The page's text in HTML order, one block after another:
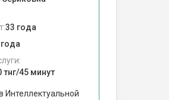
33 года
тнг/45 минут
Интеллектуальной